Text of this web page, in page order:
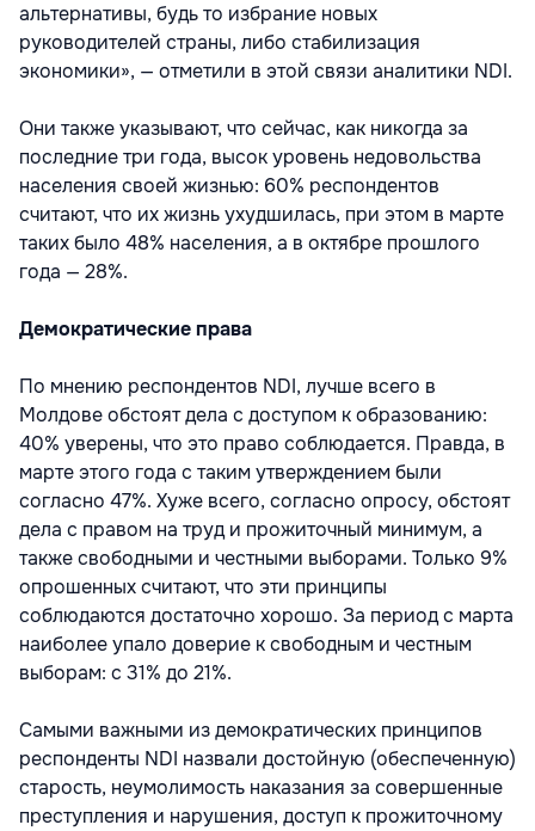
альтернативы, будь то избрание новых
руководителей страны, либо стабилизация
экономики», — отметили в этой связи аналитики NDI.
Они также указывают, что сейчас, как никогда за
последние три года, высок уровень недовольства
населения своей жизнью: 60% респондентов
считают, что их жизнь ухудшилась, при этом в марте
таких было 48% населения, а в октябре прошлого
года — 28%.
Демократические права
По мнению респондентов NDI, лучше всего в
Молдове обстоят дела с доступом к образованию:
40% уверены, что это право соблюдается. Правда, в
марте этого года с таким утверждением были
согласно 47%. Хуже всего, согласно опросу, обстоят
дела с правом на труд и прожиточный минимум, а
также свободными и честными выборами. Только 9%
опрошенных считают, что эти принципы
соблюдаются достаточно хорошо. За период с марта
наиболее упало доверие к свободным и честным
выборам: с 31% до 21%.
Самыми важными из демократических принципов
респонденты NDI назвали достойную (обеспеченную)
старость, неумолимость наказания за совершенные
преступления и нарушения, доступ к прожиточному